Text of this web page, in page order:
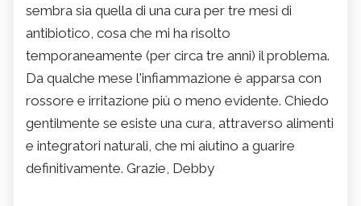
sembra sia quella di una cura per tre mesi di
antibiotico, cosa che mi ha risolto
temporaneamente (per circa tre anni) il problema.
Da qualche mese l'infiammazione è apparsa con
rossore e irritazione più o meno evidente. Chiedo
gentilmente se esiste una cura, attraverso alimenti
e integratori naturali, che mi aiutino a guarire
definitivamente. Grazie, Debby